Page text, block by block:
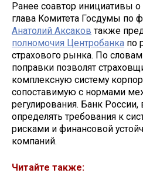
Ранее соавтор инициативы
глава Комитета Госдумы по
Анатолий Аксаков также
полномочия Центробанка по
страхового рынка. По словам
поправки позволят
комплексную систему
сопоставимую с нормами
регулирования. Банк
определять требования к
рисками и финансовой
компаний.
Читайте также: